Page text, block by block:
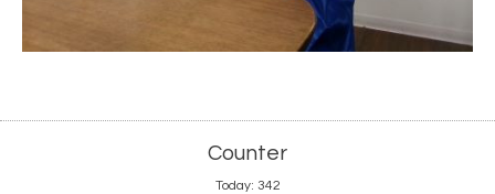
Counter
Today: 342